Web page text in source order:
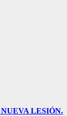
LESIÓN.